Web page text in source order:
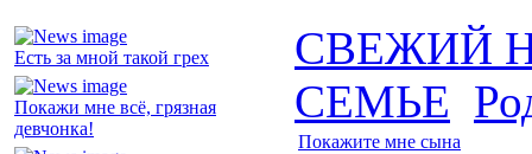
Есть за мной такой грех
Покажи мне всё, грязная
девчонка!
СВЕЖИЙ
СЕМЬЕ
Покажите мне сына